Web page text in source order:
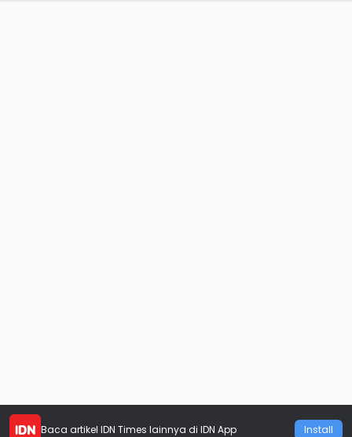
Baca artikel IDN Times lainnya di IDN App Install